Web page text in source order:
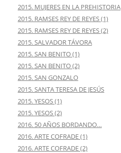
2015. MUJERES EN LA PREHISTORIA
2015. RAMSES REY DE REYES (1)
2015. RAMSES REY DE REYES (2)
2015. SALVADOR TÁVORA
2015. SAN BENITO (1)
2015. SAN BENITO (2)
2015. SAN GONZALO
2015. SANTA TERESA DE JESÚS
2015. YESOS (1)
2015. YESOS (2)
2016. 50 AÑOS BORDANDO…
2016. ARTE COFRADE (1)
2016. ARTE COFRADE (2)